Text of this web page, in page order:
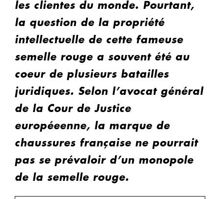
les clientes du monde. Pourtant,
la question de la propriété
intellectuelle de cette fameuse
semelle rouge a souvent été au
coeur de plusieurs batailles
juridiques. Selon l’avocat général
de la Cour de Justice
européeenne, la marque de
chaussures française ne pourrait
pas se prévaloir d’un monopole
de la semelle rouge.